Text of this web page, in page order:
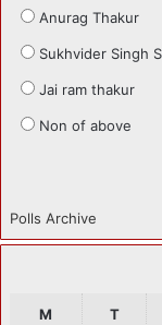
Anurag Thakur
Sukhvider Singh
Jai ram thakur
Non of above
Polls Archive
M T